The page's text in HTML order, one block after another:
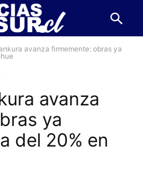
avanza firmemente: obras ya
avanza
ya
del 20% en